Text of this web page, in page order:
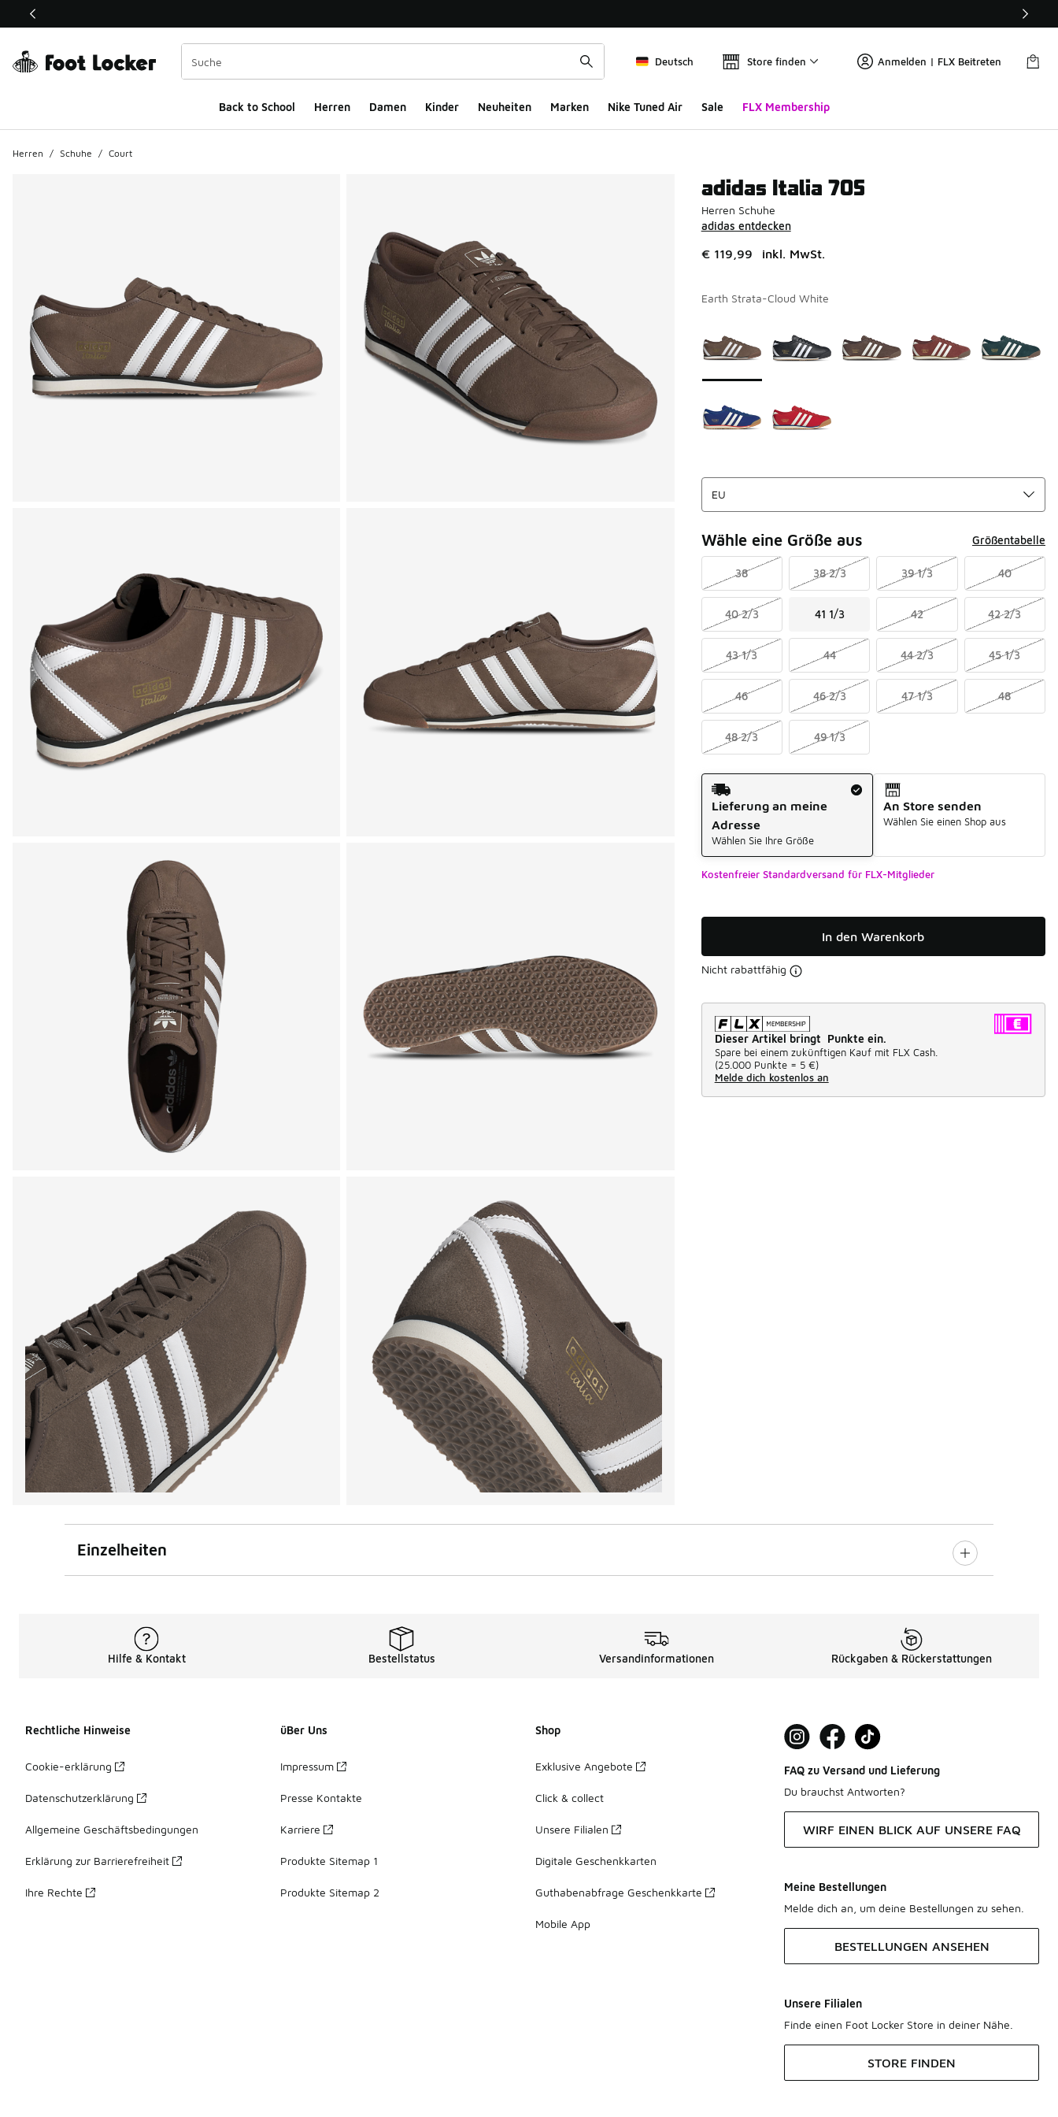
Dieser Link öffnet sich in einem neuen Fenster
Deutsch Store finden Anmelden | FLX Beitreten
Back to School Herren Damen Kinder Neuheiten Marken Nike Tuned Air Sale FLX Membership
Herren / Schuhe / Court
adidas Italia 70S
Herren Schuhe
adidas entdecken
€ 119,99 inkl. MwSt.
Earth Strata-Cloud White
Wähle eine Größe aus Größentabelle
38 38 2/3 39 1/3 40
40 2/3 41 1/3 42 42 2/3
43 1/3 44 44 2/3 45 1/3
46 46 2/3 47 1/3 48
48 2/3 49 1/3
Versandart
Lieferung an meine
Adresse
Wählen Sie Ihre Größe
An Store senden
Wählen Sie einen Shop aus
Kostenfreier Standardversand für FLX-Mitglieder
In den Warenkorb
Nicht rabattfähig
Dieser Artikel bringt Punkte ein.
Spare bei einem zukünftigen Kauf mit FLX Cash.
(25.000 Punkte = 5 €)
Melde dich kostenlos an
Einzelheiten
Hilfe & Kontakt Bestellstatus Versandinformationen Rückgaben & Rückerstattungen
Rechtliche Hinweise
Cookie-erklärung
Datenschutzerklärung
Allgemeine Geschäftsbedingungen
Erklärung zur Barrierefreiheit
Ihre Rechte
üBer Uns
Impressum
Presse Kontakte
Karriere
Produkte Sitemap 1
Produkte Sitemap 2
Shop
Exklusive Angebote
Click & collect
Unsere Filialen
Digitale Geschenkkarten
Guthabenabfrage Geschenkkarte
Mobile App
FAQ zu Versand und Lieferung
Du brauchst Antworten?
WIRF EINEN BLICK AUF UNSERE FAQ
Meine Bestellungen
Melde dich an, um deine Bestellungen zu sehen.
BESTELLUNGEN ANSEHEN
Unsere Filialen
Finde einen Foot Locker Store in deiner Nähe.
STORE FINDEN